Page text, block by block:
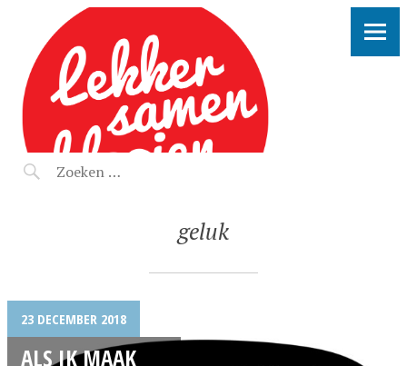
LEKKER SAMEN KLOOIEN
geluk
23 DECEMBER 2018
ALS IK MAAK